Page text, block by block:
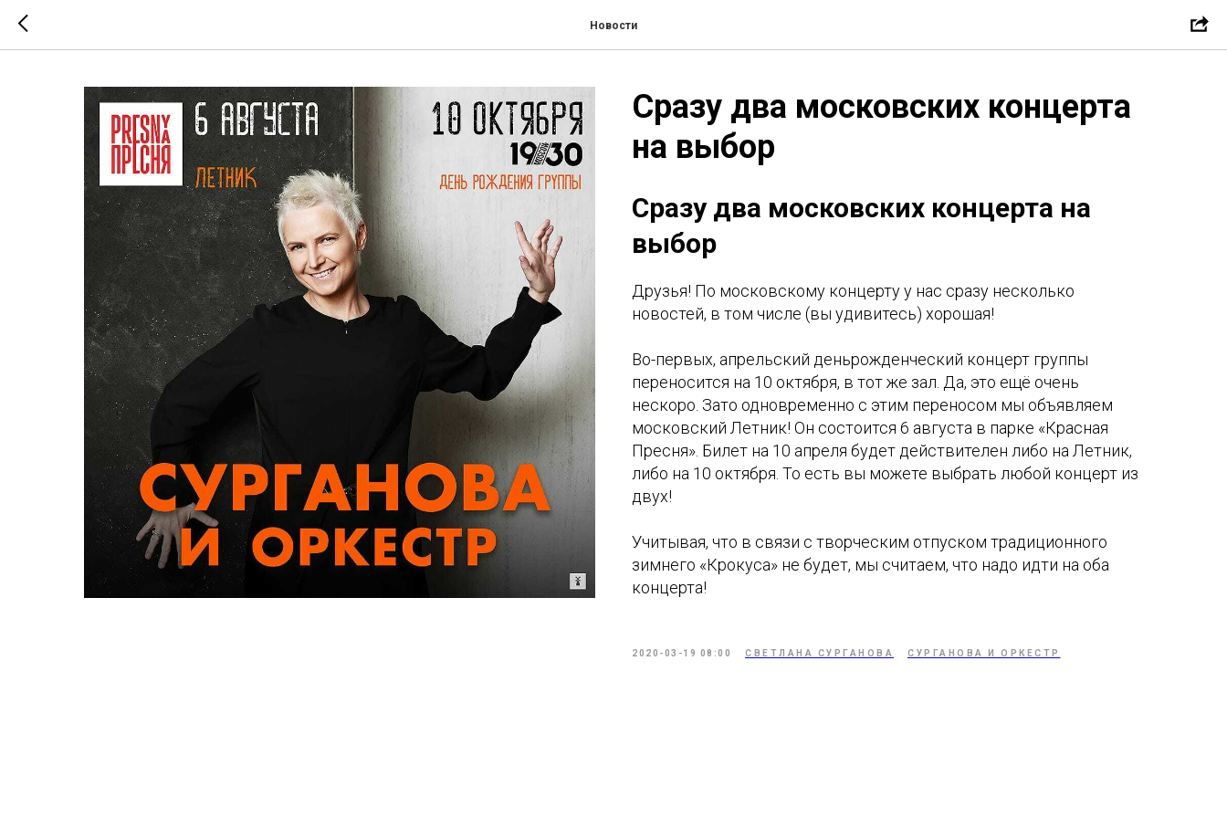
Новости
Сразу два московских концерта
на выбор
Сразу два московских концерта на
выбор
Друзья! По московскому концерту у нас сразу несколько
новостей, в том числе (вы удивитесь) хорошая!
Во-первых, апрельский деньрожденческий концерт группы
переносится на 10 октября, в тот же зал. Да, это ещё очень
нескоро. Зато одновременно с этим переносом мы объявляем
московский Летник! Он состоится 6 августа в парке «Красная
Пресня». Билет на 10 апреля будет действителен либо на Летник,
либо на 10 октября. То есть вы можете выбрать любой концерт из
двух!
Учитывая, что в связи с творческим отпуском традиционного
зимнего «Крокуса» не будет, мы считаем, что надо идти на оба
концерта!
2020-03-19 08:00 СВЕТЛАНА СУРГАНОВА СУРГАНОВА И ОРКЕСТР